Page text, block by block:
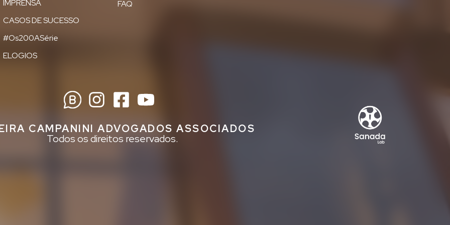
IMPRENSA
CASOS DE SUCESSO
#Os200ASérie
ELOGIOS
FAQ
CAMPANINI ADVOGADOS ASSOCIADOS
Todos os direitos reservados.